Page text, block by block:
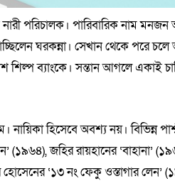
নারী পরিচালক। পারিবারিক নাম
ঘরকন্না। সেখান থেকে পরে
শিল্প ব্যাংকে। সন্তান আগলে একাই
নায়িকা হিসেবে অবশ্য নয়। বিভিন্ন
জহির রায়হানের ‘বাহানা’
হোসেনের ‘১৩ নং ফেকু ওস্তাগার